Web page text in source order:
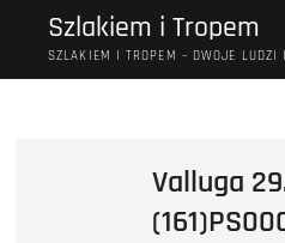
Szlakiem i Tropem
SZLAKIEM I TROPEM – DWOJE LUDZI
Valluga